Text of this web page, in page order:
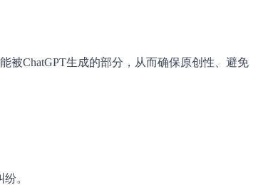
被ChatGPT生成的部分，从而确保原创性、避免
。